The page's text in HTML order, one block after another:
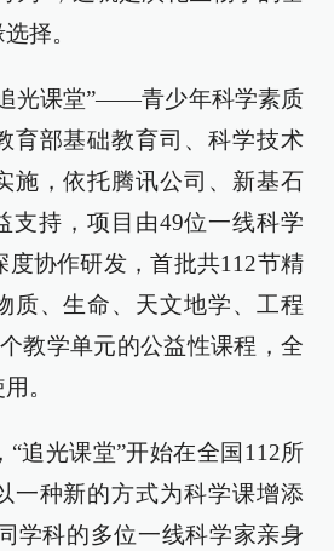
择。
光课堂”——青少年科学素质
育部基础教育司、科学技术
施，依托腾讯公司、新基石
支持，项目由49位一线科学
度协作研发，首批共112节精
质、生命、天文地学、工程
教学单元的公益性课程，全
。
“追光课堂”开始在全国112所
一种新的方式为科学课增添
学科的多位一线科学家亲身